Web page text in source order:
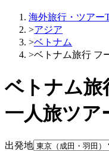
海外旅行・ツアー
>アジア
>ベトナム
>ベトナム旅行 フ
ベトナム旅
一人旅ツア
出発地